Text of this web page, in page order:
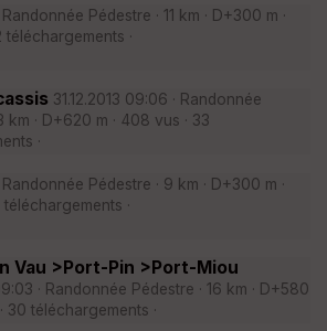
Randonnée Pédestre · 11 km · D+300 m ·
téléchargements ·
31.12.2013 09:06 · Randonnée
km · D+620 m · 408 vus · 33
·
Randonnée Pédestre · 9 km · D+300 m ·
téléchargements ·
Vau >Port-Pin >Port-Miou
· Randonnée Pédestre · 16 km · D+580
30 téléchargements ·